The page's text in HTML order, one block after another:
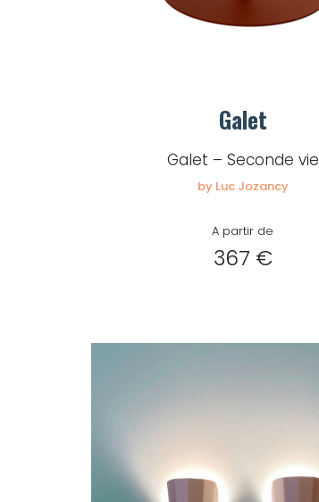
Galet
Galet – Seconde vie
by Luc Jozancy
A partir de
367 €